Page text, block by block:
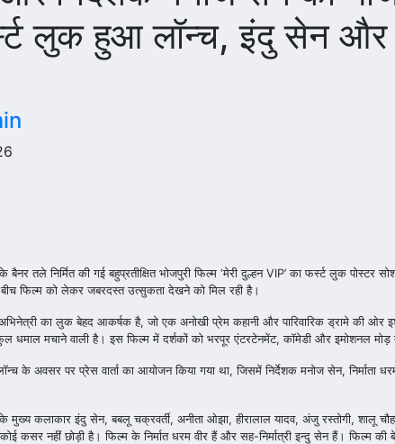
लुक हुआ लॉन्च, इंदु सेन और
तले निर्मित की गई बहुप्रतीक्षित भोजपुरी फिल्म ‘मेरी दुल्हन VIP’ का फर्स्ट लुक पोस्टर
बीच फिल्म को लेकर जबरदस्त उत्सुकता देखने को मिल रही है।
का लुक बेहद आकर्षक है, जो एक अनोखी प्रेम कहानी और पारिवारिक ड्रामे की
धमाल मचाने वाली है। इस फिल्म में दर्शकों को भरपूर एंटरटेनमेंट, कॉमेडी और इमोशनल मोड़
के अवसर पर प्रेस वार्ता का आयोजन किया गया था, जिसमें निर्देशक मनोज सेन, निर्माता
के मुख्य कलाकार इंदु सेन, बबलू चक्रवर्ती, अनीता ओझा, हीरालाल यादव, अंजु रस्तोगी, शालू
कोई कसर नहीं छोड़ी है। फिल्म के निर्मात धरम वीर हैं और सह-निर्मात्री इन्दु सेन हैं।